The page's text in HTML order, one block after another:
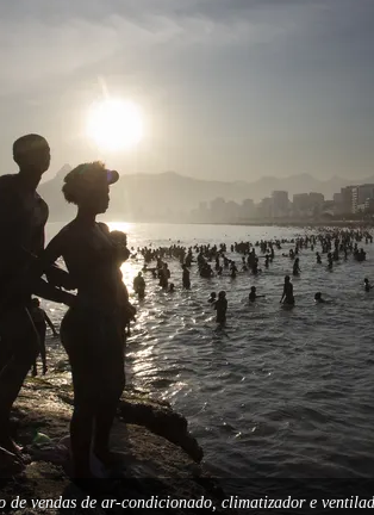
de vendas de ar-condicionado, climatizador e